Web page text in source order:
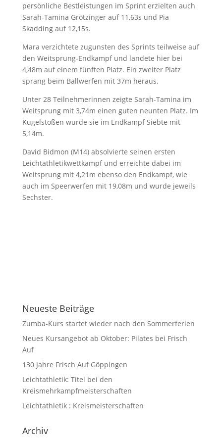
persönliche Bestleistungen im Sprint erzielten auch
Sarah-Tamina Grötzinger auf 11,63s und Pia
Skadding auf 12,15s.
Mara verzichtete zugunsten des Sprints teilweise auf
den Weitsprung-Endkampf und landete hier bei
4,48m auf einem fünften Platz. Ein zweiter Platz
sprang beim Ballwerfen mit 37m heraus.
Unter 28 Teilnehmerinnen zeigte Sarah-Tamina im
Weitsprung mit 3,74m einen guten neunten Platz. Im
Kugelstoßen wurde sie im Endkampf Siebte mit
5,14m.
David Bidmon (M14) absolvierte seinen ersten
Leichtathletikwettkampf und erreichte dabei im
Weitsprung mit 4,21m ebenso den Endkampf, wie
auch im Speerwerfen mit 19,08m und wurde jeweils
Sechster.
Neueste Beiträge
Zumba-Kurs startet wieder nach den Sommerferien
Neues Kursangebot ab Oktober: Pilates bei Frisch
Auf
130 Jahre Frisch Auf Göppingen
Leichtathletik: Titel bei den
Kreismehrkampfmeisterschaften
Leichtathletik : Kreismeisterschaften
Archiv